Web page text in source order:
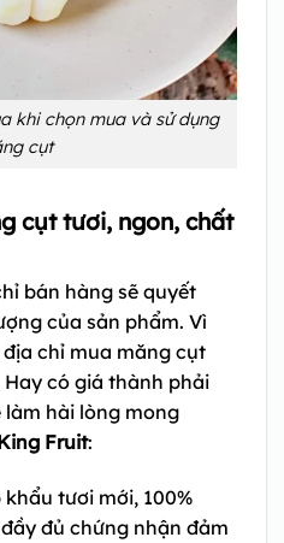
khi chọn mua và sử dụng
cụt
cụt tươi, ngon, chất
bán hàng sẽ quyết
của sản phẩm. Vì
chỉ mua măng cụt
có giá thành phải
hài lòng mong
Fruit:
tươi mới, 100%
đủ chứng nhận đảm